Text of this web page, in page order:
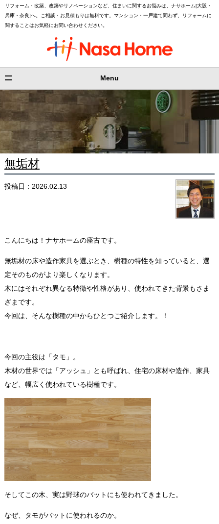
リフォーム・改築、改築やリノベーションなど、住まいに関するお悩みは、ナサホーム[大阪・
兵庫・奈良]へ。ご相談・お見積もりは無料です。マンション・一戸建て問わず、リフォームに
関することはお気軽にお問い合わせください。
Menu
無垢材
投稿日：2026.02.13
こんにちは！ナサホームの座古です。
無垢材の床や造作家具を選ぶとき、樹種の特性を知っていると、選
定そのものがより楽しくなります。
木にはそれぞれ異なる特徴や性格があり、使われてきた背景もさま
ざまです。
今回は、そんな樹種の中からひとつご紹介します。！
今回の主役は「タモ」。
木材の世界では「アッシュ」とも呼ばれ、住宅の床材や造作、家具
など、幅広く使われている樹種です。
そしてこの木、実は野球のバットにも使われてきました。
なぜ、タモがバットに使われるのか。